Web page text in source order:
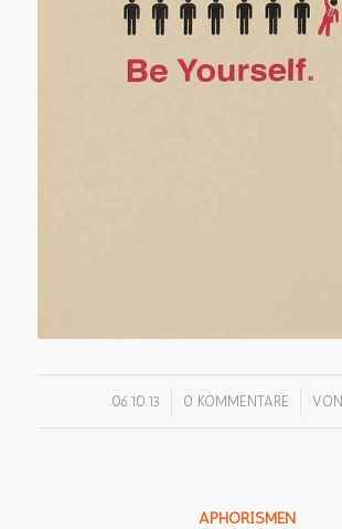
06.10.13 0 KOMMENTARE
/ VON
APHORISMEN